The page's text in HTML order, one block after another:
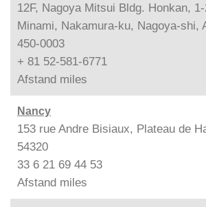
12F, Nagoya Mitsui Bldg. Honkan,
Minami, Nakamura-ku, Nagoya-shi,
450-0003
+ 81 52-581-6771
Afstand miles
Nancy
153 rue Andre Bisiaux, Plateau de
54320
33 6 21 69 44 53
Afstand miles